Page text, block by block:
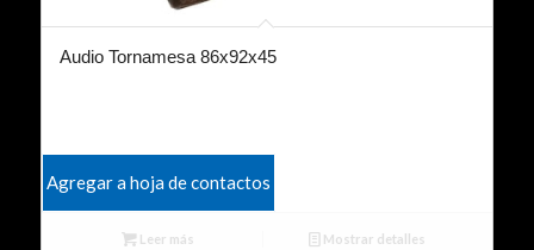
Audio Tornamesa 86x92x45
Agregar a hoja de contactos
Leer más Mostrar detalles